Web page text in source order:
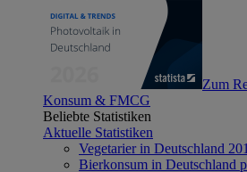
Zum
Konsum & FMCG
Beliebte Statistiken
Aktuelle Statistiken
Vegetarier in Deutschland
Bierkonsum in Deutschland